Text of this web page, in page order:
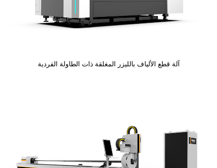
آلة قطع الألياف بالليزر المغلقة ذات الطاولة الفردية